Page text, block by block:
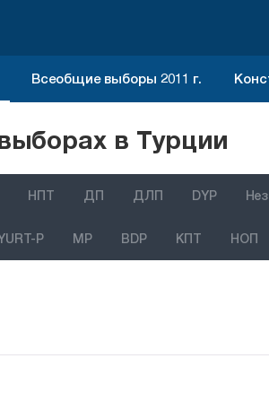
Всеобщие выборы 2011 г.
в Турции
НПТ ДП ДЛП DYP
P MP BDP КПТ НОП